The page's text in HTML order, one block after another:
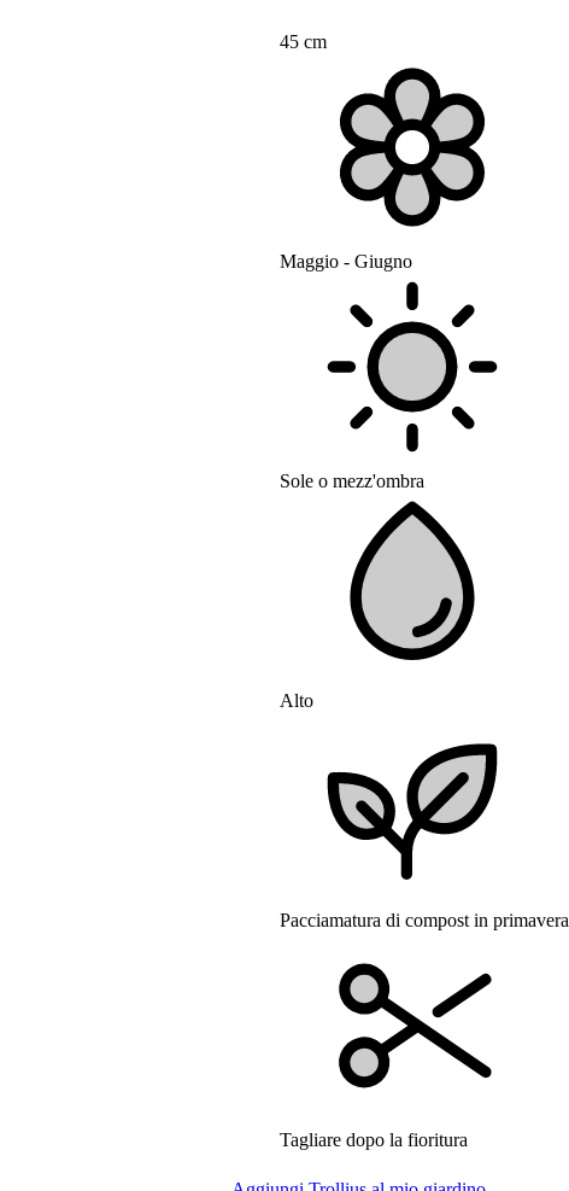
45 cm
Maggio - Giugno
Sole o mezz'ombra
Alto
Pacciamatura di compost in primavera
Tagliare dopo la fioritura